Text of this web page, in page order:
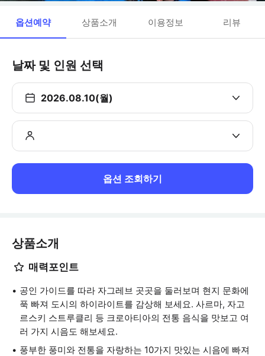
옵션예약 상품소개 이용정보 리뷰
날짜 및 인원 선택
2026.08.10(월)
옵션 조회하기
상품소개
매력포인트
공인 가이드를 따라 자그레브 곳곳을 둘러보며 현지 문화에
푹 빠져 도시의 하이라이트를 감상해 보세요. 사르마, 자고
르스키 스트루클리 등 크로아티아의 전통 음식을 맛보고 여
러 가지 시음도 해보세요.
풍부한 풍미와 전통을 자랑하는 10가지 맛있는 시음에 빠져